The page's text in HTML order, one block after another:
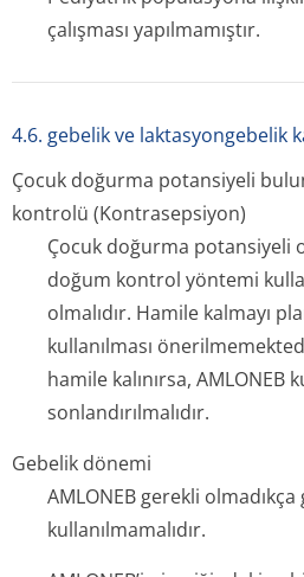
çalışması yapılmamıştır.
4.6. gebelik ve laktasyongebelik
Çocuk doğurma potansiyeli
kontrolü (Kontrasepsiyon)
Çocuk doğurma potansiyeli
doğum kontrol yöntemi
olmalıdır. Hamile kalmayı
kullanılması
hamile kalınırsa, AMLONEB
sonlandırılmalıdır.
Gebelik dönemi
AMLONEB gerekli
kullanılmamalıdır.